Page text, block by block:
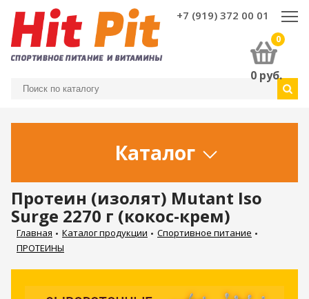
0
0 руб.
+7 (919) 372 00 01
Каталог
Протеин (изолят) Mutant Iso
Surge 2270 г (кокос-крем)
Главная Каталог продукции
Спортивное питание
ПРОТЕИНЫ